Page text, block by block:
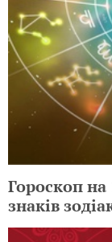
Гороскоп на
знаків